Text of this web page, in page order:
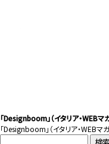
「Designboom」（イタリア・WEBマ
「Designboom 」（イタリア・WEB